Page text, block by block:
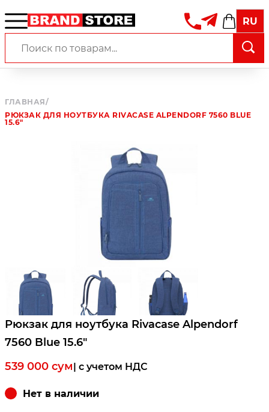
RU
ГЛАВНАЯ/
РЮКЗАК ДЛЯ НОУТБУКА RIVACASE ALPENDORF 7560 BLUE
15.6"
Рюкзак для ноутбука Rivacase Alpendorf
7560 Blue 15.6"
539 000 сум| c учетом НДС
Нет в наличии